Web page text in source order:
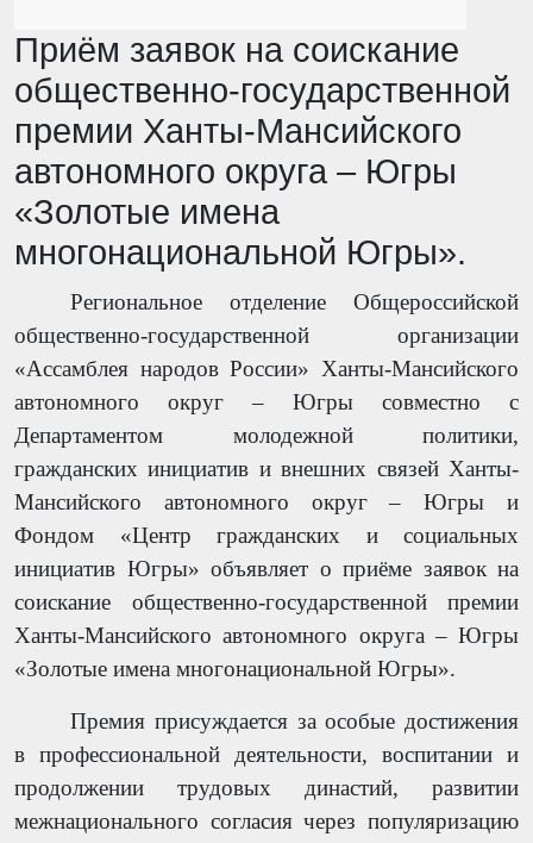
Приём заявок на соискание
общественно-государственной
премии Ханты-Мансийского
автономного округа – Югры
«Золотые имена
многонациональной Югры».
Региональное отделение Общероссийской
общественно-государственной организации
«Ассамблея народов России» Ханты-Мансийского
автономного округ – Югры совместно с
Департаментом молодежной политики,
гражданских инициатив и внешних связей Ханты-
Мансийского автономного округ – Югры и
Фондом «Центр гражданских и социальных
инициатив Югры» объявляет о приёме заявок на
соискание общественно-государственной премии
Ханты-Мансийского автономного округа – Югры
«Золотые имена многонациональной Югры».
Премия присуждается за особые достижения
в профессиональной деятельности, воспитании и
продолжении трудовых династий, развитии
межнационального согласия через популяризацию